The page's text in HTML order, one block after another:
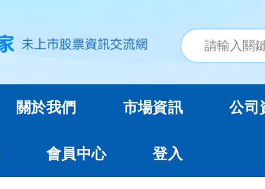
關於我們 市場資訊 公司
會員中心 登入